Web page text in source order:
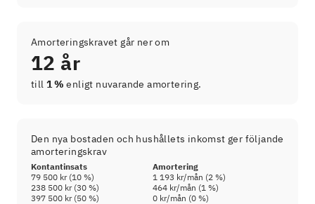
Amorteringskravet går ner om
12 år
till 1 % enligt nuvarande amortering.
Den nya bostaden och hushållets inkomst ger följande
amorteringskrav
Kontantinsats
Amortering
79 500 kr(10 %) 1 193 kr/mån (2 %)
238 500 kr(30 %) 464 kr/mån (1 %)
397 500 kr(50 %) 0 kr/mån (0 %)